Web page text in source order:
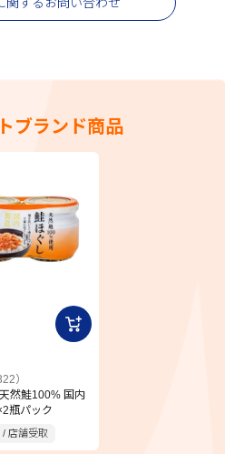
ブランド商品
）
然鮭100% 国内
瓶パック
店舗受取